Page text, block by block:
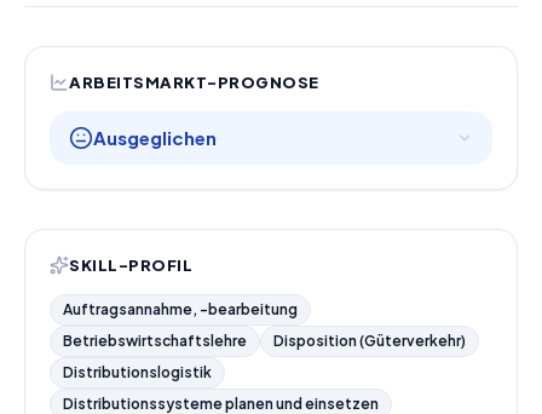
ARBEITSMARKT-PROGNOSE
Ausgeglichen
SKILL-PROFIL
Auftragsannahme, -bearbeitung
Betriebswirtschaftslehre
Disposition (Güterverkehr)
Distributionslogistik
Distributionssysteme planen und einsetzen